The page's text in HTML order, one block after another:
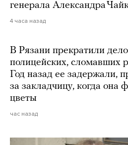
генерала Александра
4 часа назад
В Рязани прекратили
полицейских, сломавших
Год назад ее задержали,
за закладчицу, когда она
цветы
час назад